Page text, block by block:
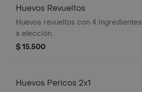
Huevos Revueltos
Huevos revueltos con 4 ingredientes
a elección.
$ 15.500
Huevos Pericos 2x1